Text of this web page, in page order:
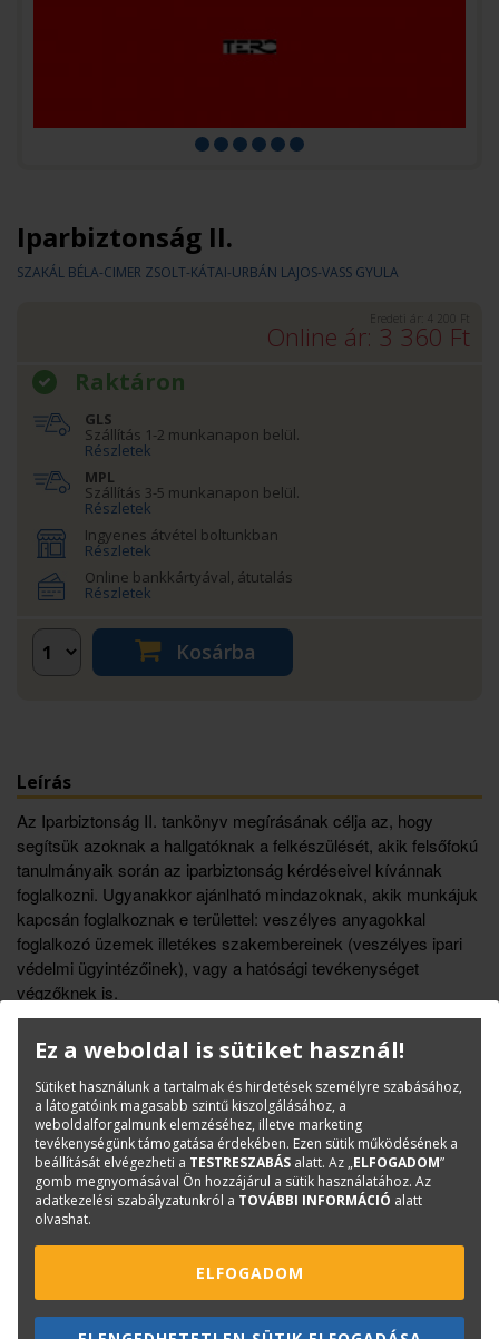
Iparbiztonság II.
SZAKÁL BÉLA-CIMER ZSOLT-KÁTAI-URBÁN LAJOS-VASS GYULA
Eredeti ár: 4 200 Ft
Online ár: 3 360 Ft
Raktáron
GLS
Szállítás 1-2 munkanapon belül.
Részletek
MPL
Szállítás 3-5 munkanapon belül.
Részletek
Ingyenes átvétel boltunkban
Részletek
Online bankkártyával, átutalás
Részletek
Kosárba
Leírás
Az Iparbiztonság II. tankönyv megírásának célja az, hogy
segítsük azoknak a hallgatóknak a felkészülését, akik felsőfokú
tanulmányaik során az iparbiztonság kérdéseivel kívánnak
foglalkozni. Ugyanakkor ajánlható mindazoknak, akik munkájuk
kapcsán foglalkoznak e területtel: veszélyes anyagokkal
foglalkozó üzemek illetékes szakembereinek (veszélyes ipari
védelmi ügyintézőinek), vagy a hatósági tevékenységet
végzőknek is.
Könyvinfó
Kategóriák
Saját kiadású könyvek
Tankönyv
ISBN:
9786155445002
Méret:
A/4
Oldalak száma:
182
Kötészet:
kartonált, ragasztókötött
Ez a weboldal is sütiket használ!
Sütiket használunk a tartalmak és hirdetések személyre szabásához,
a látogatóink magasabb szintű kiszolgálásához, a
weboldalforgalmunk elemzéséhez, illetve marketing
tevékenységünk támogatása érdekében. Ezen sütik működésének a
beállítását elvégezheti a TESTRESZABÁS alatt. Az „ELFOGADOM”
gomb megnyomásával Ön hozzájárul a sütik használatához. Az
adatkezelési szabályzatunkról a TOVÁBBI INFORMÁCIÓ alatt
olvashat.
ELFOGADOM